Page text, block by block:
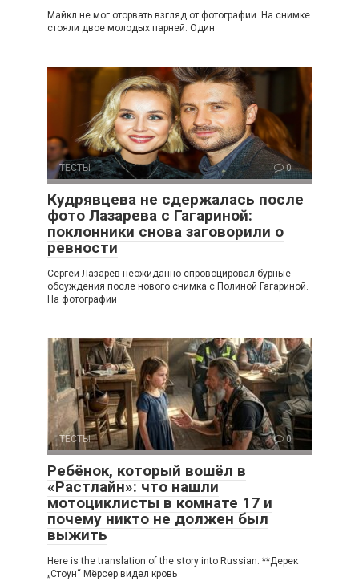
Майкл не мог оторвать взгляд от фотографии. На снимке
стояли двое молодых парней. Один
ТЕСТЫ 0
Кудрявцева не сдержалась после
фото Лазарева с Гагариной:
поклонники снова заговорили о
ревности
Сергей Лазарев неожиданно спровоцировал бурные
обсуждения после нового снимка с Полиной Гагариной.
На фотографии
ТЕСТЫ 0
Ребёнок, который вошёл в
«Растлайн»: что нашли
мотоциклисты в комнате 17 и
почему никто не должен был
выжить
Here is the translation of the story into Russian: **Дерек
„Стоун“ Мёрсер видел кровь